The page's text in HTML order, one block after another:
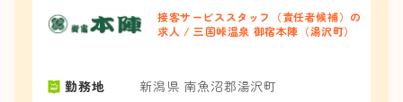
接客サービススタッフ（責任者候補）の
求人 / 三国峠温泉 御宿本陣（湯沢町）
勤務地
新潟県 南魚沼郡湯沢町